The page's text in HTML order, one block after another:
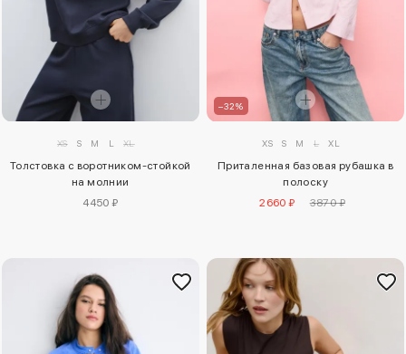
XS S M L XL
Толстовка с воротником-стойкой
на молнии
4450 ₽
–32%
XS S M L XL
Приталенная базовая рубашка в
полоску
2660 ₽
3870 ₽